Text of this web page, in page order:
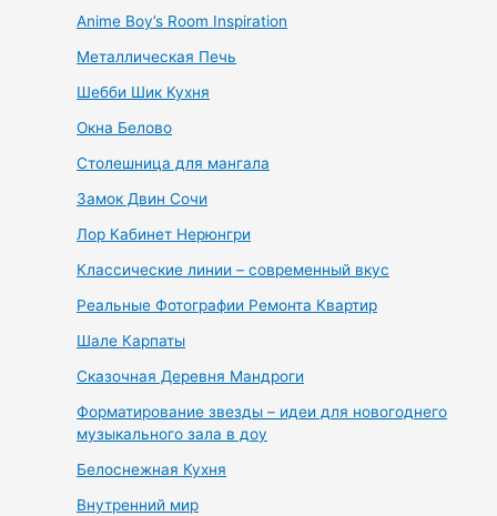
Anime Boy’s Room Inspiration
Металлическая Печь
Шебби Шик Кухня
Окна Белово
Столешница для мангала
Замок Двин Сочи
Лор Кабинет Нерюнгри
Классические линии – современный вкус
Реальные Фотографии Ремонта Квартир
Шале Карпаты
Сказочная Деревня Мандроги
Форматирование звезды – идеи для новогоднего
музыкального зала в доу
Белоснежная Кухня
Внутренний мир